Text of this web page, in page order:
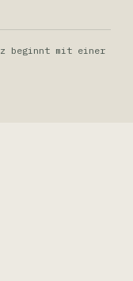
beginnt mit einer